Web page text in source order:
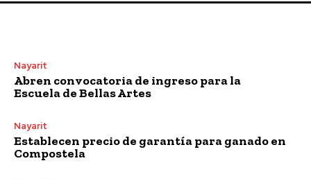
Nayarit
Abren convocatoria de ingreso para la
Escuela de Bellas Artes
Nayarit
Establecen precio de garantía para ganado en
Compostela